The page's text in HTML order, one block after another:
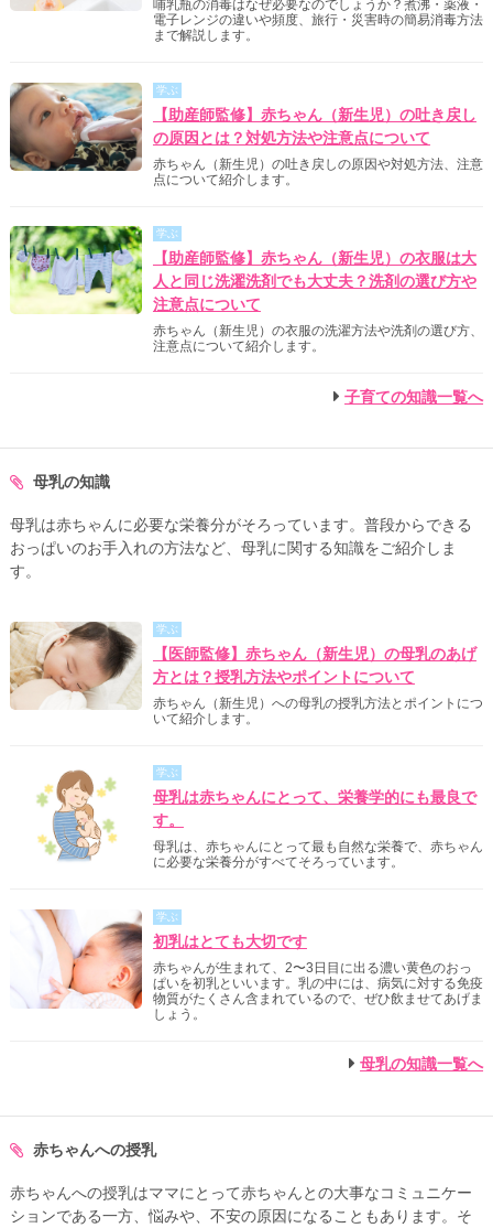
哺乳瓶の消毒はなぜ必要なのでしょうか？煮沸・薬液・
電子レンジの違いや頻度、旅行・災害時の簡易消毒方法
まで解説します。
学ぶ
【助産師監修】赤ちゃん（新生児）の吐き戻し
の原因とは？対処方法や注意点について
赤ちゃん（新生児）の吐き戻しの原因や対処方法、注意
点について紹介します。
学ぶ
【助産師監修】赤ちゃん（新生児）の衣服は大
人と同じ洗濯洗剤でも大丈夫？洗剤の選び方や
注意点について
赤ちゃん（新生児）の衣服の洗濯方法や洗剤の選び方、
注意点について紹介します。
子育ての知識一覧へ
母乳の知識
母乳は赤ちゃんに必要な栄養分がそろっています。普段からできる
おっぱいのお手入れの方法など、母乳に関する知識をご紹介しま
す。
学ぶ
【医師監修】赤ちゃん（新生児）の母乳のあげ
方とは？授乳方法やポイントについて
赤ちゃん（新生児）への母乳の授乳方法とポイントにつ
いて紹介します。
学ぶ
母乳は赤ちゃんにとって、栄養学的にも最良で
す。
母乳は、赤ちゃんにとって最も自然な栄養で、赤ちゃん
に必要な栄養分がすべてそろっています。
学ぶ
初乳はとても大切です
赤ちゃんが生まれて、2〜3日目に出る濃い黄色のおっ
ぱいを初乳といいます。乳の中には、病気に対する免疫
物質がたくさん含まれているので、ぜひ飲ませてあげま
しょう。
母乳の知識一覧へ
赤ちゃんへの授乳
赤ちゃんへの授乳はママにとって赤ちゃんとの大事なコミュニケー
ションである一方、悩みや、不安の原因になることもあります。そ